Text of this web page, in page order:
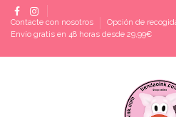
Contacte con nosotros
Opción de
Envío gratis en 48 horas desde 29,99€